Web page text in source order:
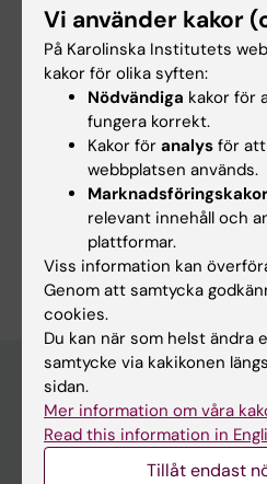
Min forskning fokuserar
biobanks- och
brett spektrum av ämnen,
neurodegenerativa
psykisk hälsa till frågor
Är du Rachel Elizabeth Ramsey?
Redigera din profil
Huvudmeny
Vi använder kakor
På Karolinska Institutets
kakor för olika syften:
Nödvändiga kakor för
fungera korrekt.
Kakor för analys för
webbplatsen används.
Marknadsföringskakor
relevant innehåll och
plattformar.
Viss information kan
Genom att samtycka
cookies.
Du kan när som helst ändra
samtycke via kakikonen
sidan.
Mer information om våra
Read this information in
Tillåt endast